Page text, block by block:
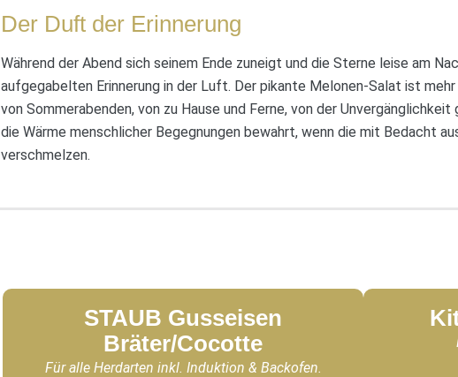
Der Duft der Erinnerung
Während der Abend sich seinem Ende zuneigt und die Sterne leise am
aufgegabelten Erinnerung in der Luft. Der pikante Melonen-Salat ist
von Sommerabenden, von zu Hause und Ferne, von der
die Wärme menschlicher Begegnungen bewahrt, wenn die mit Bedacht
verschmelzen.
STAUB Gusseisen
Bräter/Cocotte
Für alle Herdarten inkl. Induktion & Backofen.